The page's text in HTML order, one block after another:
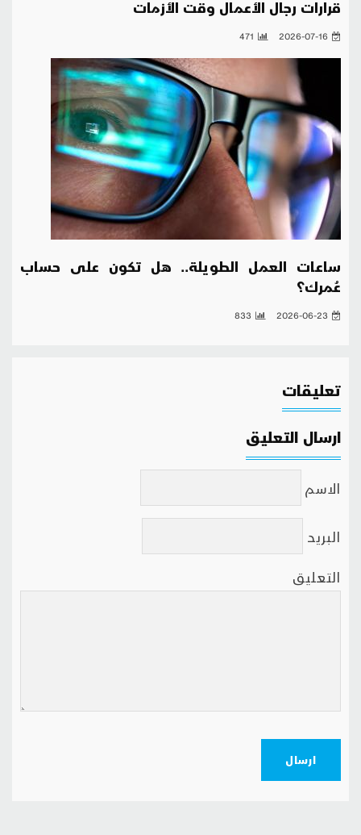
قرارات رجال الأعمال وقت الأزمات
2026-07-16
471
ساعات العمل الطويلة.. هل تكون على حساب
عُمرك؟
2026-06-23
833
تعليقات
ارسال التعليق
الاسم
البريد
التعليق
ارسال